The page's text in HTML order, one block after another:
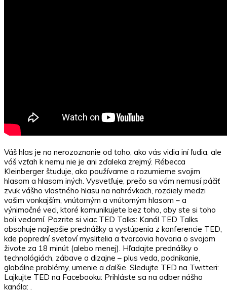
Váš hlas je na nerozoznanie od toho, ako vás vidia iní ľudia, ale
váš vzťah k nemu nie je ani zďaleka zrejmý. Rébecca
Kleinberger študuje, ako používame a rozumieme svojim
hlasom a hlasom iných. Vysvetľuje, prečo sa vám nemusí páčiť
zvuk vášho vlastného hlasu na nahrávkach, rozdiely medzi
vašim vonkajším, vnútorným a vnútorným hlasom – a
výnimočné veci, ktoré komunikujete bez toho, aby ste si toho
boli vedomí. Pozrite si viac TED Talks: Kanál TED Talks
obsahuje najlepšie prednášky a vystúpenia z konferencie TED,
kde poprední svetoví myslitelia a tvorcovia hovoria o svojom
živote za 18 minút (alebo menej). Hľadajte prednášky o
technológiách, zábave a dizajne – plus veda, podnikanie,
globálne problémy, umenie a ďalšie. Sledujte TED na Twitteri:
Lajkujte TED na Facebooku: Prihláste sa na odber nášho
kanála: .